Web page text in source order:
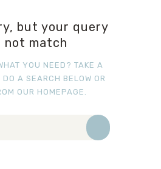
but your query
not match
YOU NEED? TAKE A
A SEARCH BELOW OR
OUR HOMEPAGE .